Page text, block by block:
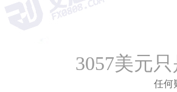
3057美元
任何